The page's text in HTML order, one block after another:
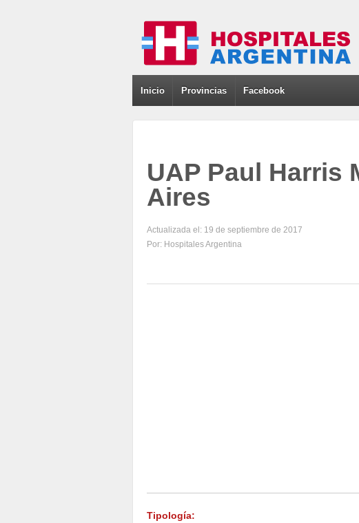
Inicio Provincias Facebook
UAP Paul Harris
Aires
Actualizada el: 19 de septiembre de 2017
Por: Hospitales Argentina
Tipología: